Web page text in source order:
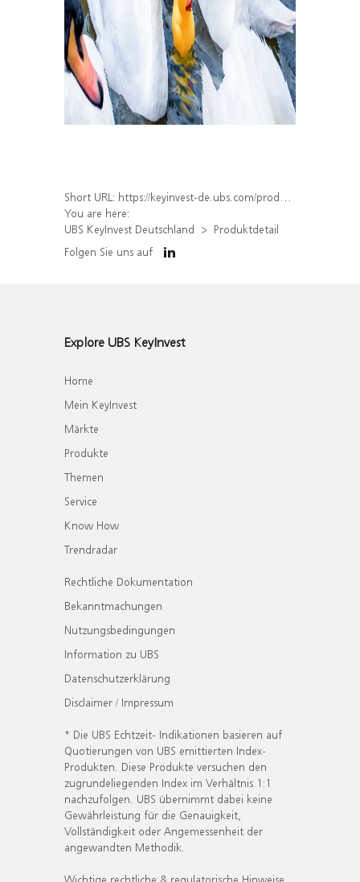
Short URL: https://keyinvest-de.ubs.com/produkt/detail/index/isin/DE000WA9SEB4
You are here:
UBS KeyInvest Deutschland
Produktdetail
Folgen Sie uns auf
Explore UBS KeyInvest
Home
Mein KeyInvest
Märkte
Produkte
Themen
Service
Know How
Trendradar
Rechtliche Dokumentation
Bekanntmachungen
Nutzungsbedingungen
Information zu UBS
Datenschutzerklärung
Disclaimer / Impressum
* Die UBS Echtzeit- Indikationen basieren auf
Quotierungen von UBS emittierten Index-
Produkten. Diese Produkte versuchen den
zugrundeliegenden Index im Verhältnis 1:1
nachzufolgen. UBS übernimmt dabei keine
Gewährleistung für die Genauigkeit,
Vollständigkeit oder Angemessenheit der
angewandten Methodik.